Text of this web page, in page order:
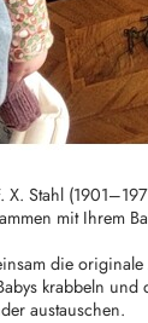
X. Stahl
mit Ihrem
die
krabbeln
austauschen.